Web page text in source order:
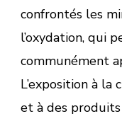
confrontés les
l’oxydation, qui
communément
L’exposition à la
et à des